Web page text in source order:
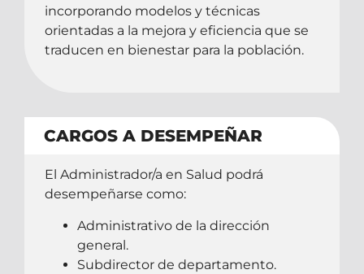
incorporando modelos y técnicas
orientadas a la mejora y eficiencia que se
traducen en bienestar para la población.
CARGOS A DESEMPEÑAR
El Administrador/a en Salud podrá
desempeñarse como:
Administrativo de la dirección
general.
Subdirector de departamento.